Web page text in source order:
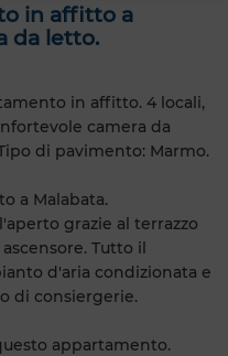
in affitto a
da letto.
in affitto. 4 locali,
camera da
di pavimento: Marmo.
a Malabata.
grazie al terrazzo
Tutto il
d'aria condizionata e
di consiergerie.
appartamento.